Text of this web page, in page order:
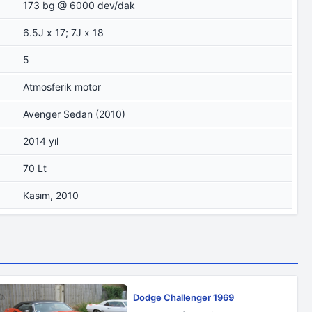
173 bg @ 6000 dev/dak
6.5J x 17; 7J x 18
5
Atmosferik motor
Avenger Sedan (2010)
2014 yıl
70 Lt
Kasım, 2010
Dodge Challenger 1969